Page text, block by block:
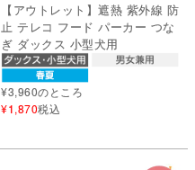
【アウトレット】遮熱 紫外線 防
止 テレコ フード パーカー つな
ぎ ダックス 小型犬用
¥3,960のところ
¥1,870税込